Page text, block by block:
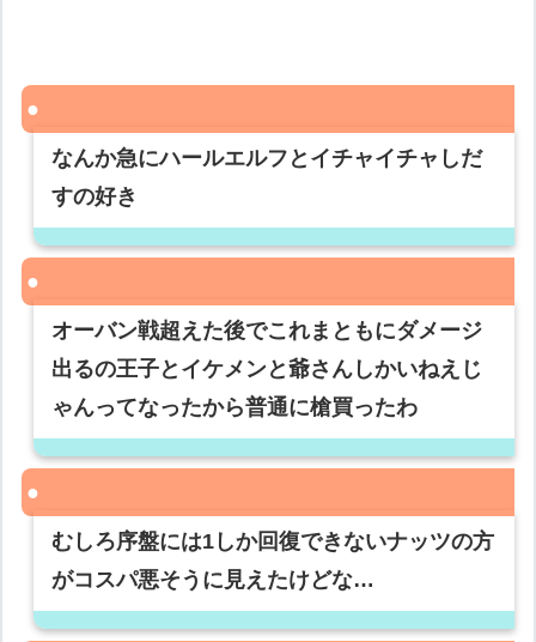
なんか急にハールエルフとイチャイチャしだ
すの好き
オーバン戦超えた後でこれまともにダメージ
出るの王子とイケメンと爺さんしかいねえじ
ゃんってなったから普通に槍買ったわ
むしろ序盤には1しか回復できないナッツの方
がコスパ悪そうに見えたけどな…